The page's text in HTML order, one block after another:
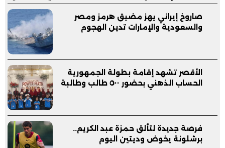
جزء لا يتجزأ من الأمن القومي المصري
صاروخ إيراني يهز مضيق هرمز ومصر
والسعودية والإمارات تدين الهجوم
الأقصر تشهد إقامة بطولة الجمهورية
الحساب الذهني بحضور ٥٠٠ طالب وطالبة
فرصة جديدة لتألق حمزة عبد الكريم..
برشلونة يخوض وديتين اليوم